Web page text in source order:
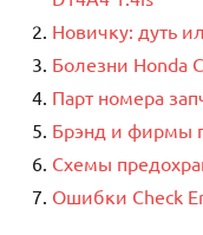
Новичку: дуть
Болезни Honda
Парт номера
Брэнд и фирмы
Схемы
Ошибки Check